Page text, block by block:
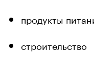
продукты
строительство